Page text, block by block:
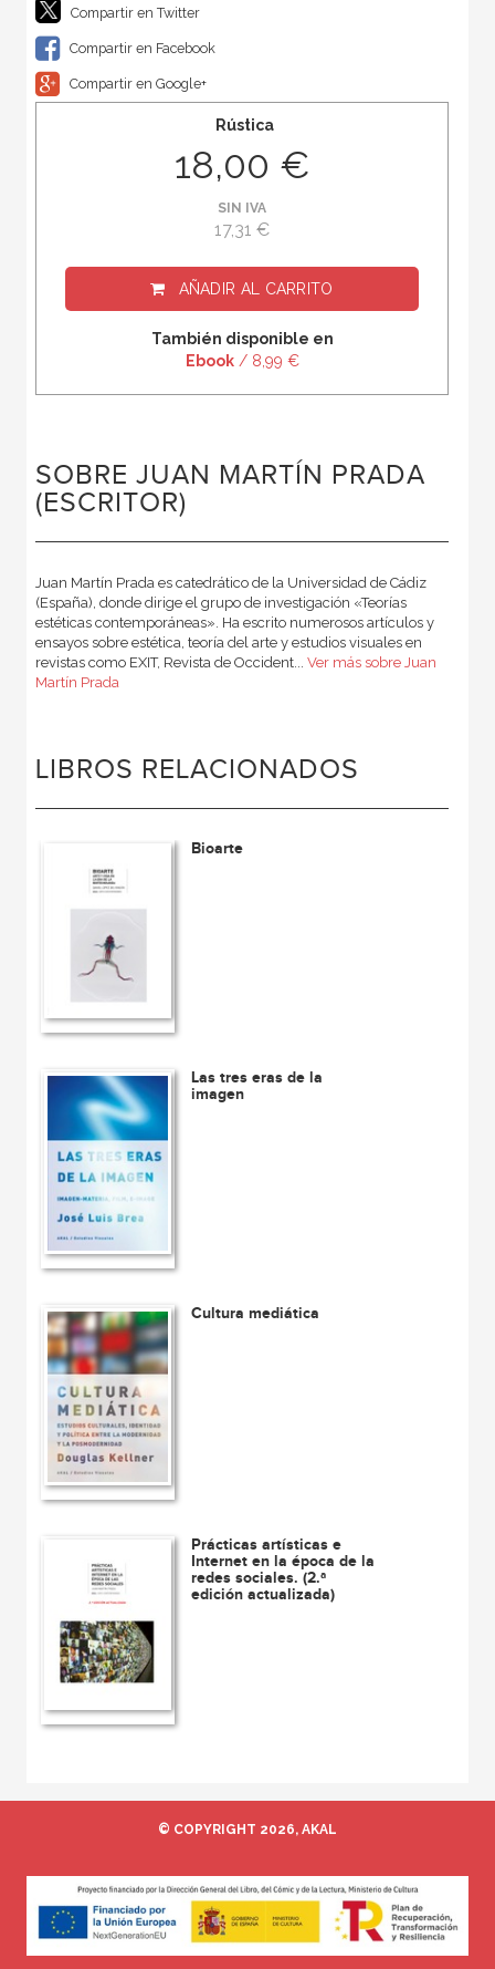
Compartir en Twitter
Compartir en Facebook
Compartir en Google+
Rústica
18,00 €
SIN IVA
17,31 €
AÑADIR AL CARRITO
También disponible en
Ebook/ 8,99 €
SOBRE JUAN MARTÍN PRADA
(ESCRITOR)
Juan Martín Prada es catedrático de la Universidad de Cádiz
(España), donde dirige el grupo de investigación «Teorías
estéticas contemporáneas». Ha escrito numerosos artículos y
ensayos sobre estética, teoría del arte y estudios visuales en
revistas como EXIT, Revista de Occident... Ver más sobre Juan
Martín Prada
LIBROS RELACIONADOS
Bioarte
Las tres eras de la
imagen
Cultura mediática
Prácticas artísticas e
Internet en la época de la
redes sociales. (2.ª
edición actualizada)
© COPYRIGHT 2026, AKAL